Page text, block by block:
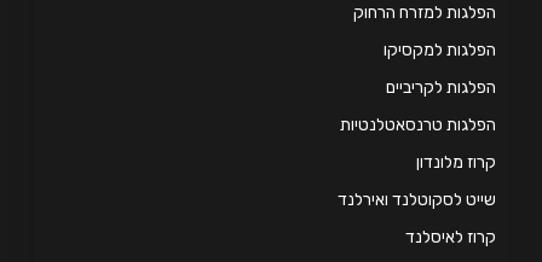
למזרח הרחוק
למקסיקו
לקריביים
טרנסאטלנטיות
מלונדון
לסקוטלנד ואירלנד
לאיסלנד